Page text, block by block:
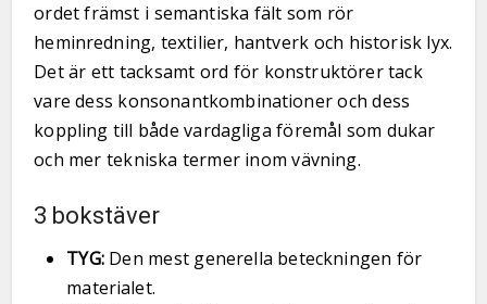
ordet främst i semantiska fält som rör
heminredning, textilier, hantverk och historisk lyx.
Det är ett tacksamt ord för konstruktörer tack
vare dess konsonantkombinationer och dess
koppling till både vardagliga föremål som dukar
och mer tekniska termer inom vävning.
3 bokstäver
TYG:Den mest generella beteckningen för
materialet.